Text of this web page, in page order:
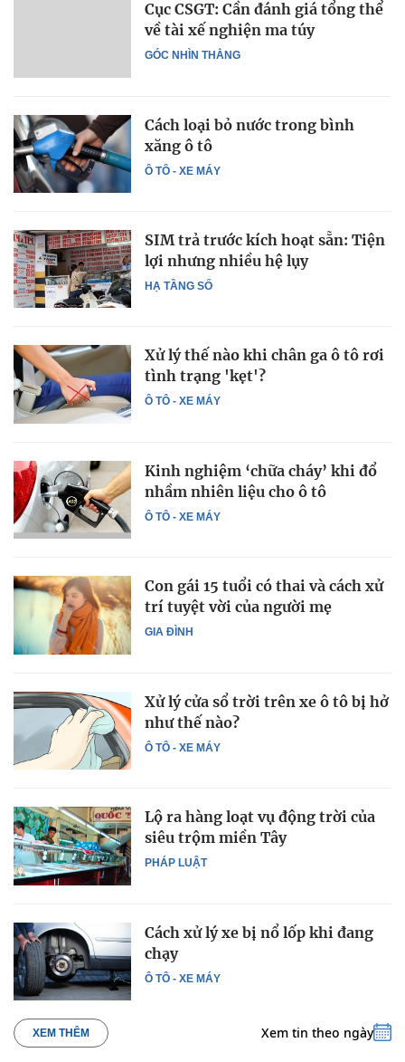
GÓC NHÌN THẲNG
Cục CSGT: Cần đánh giá tổng thể
về tài xế nghiện ma túy
Ô TÔ - XE MÁY
Cách loại bỏ nước trong bình
xăng ô tô
HẠ TẦNG SỐ
SIM trả trước kích hoạt sẵn: Tiện
lợi nhưng nhiều hệ lụy
Ô TÔ - XE MÁY
Xử lý thế nào khi chân ga ô tô rơi
tình trạng 'kẹt'?
Ô TÔ - XE MÁY
Kinh nghiệm ‘chữa cháy’ khi đổ
nhầm nhiên liệu cho ô tô
GIA ĐÌNH
Con gái 15 tuổi có thai và cách xử
trí tuyệt vời của người mẹ
Ô TÔ - XE MÁY
Xử lý cửa sổ trời trên xe ô tô bị hở
như thế nào?
PHÁP LUẬT
Lộ ra hàng loạt vụ động trời của
siêu trộm miền Tây
Ô TÔ - XE MÁY
Cách xử lý xe bị nổ lốp khi đang
chạy
XEM THÊM Xem tin theo ngày